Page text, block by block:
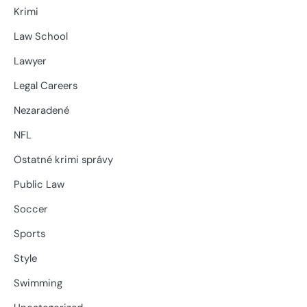
Krimi
Law School
Lawyer
Legal Careers
Nezaradené
NFL
Ostatné krimi správy
Public Law
Soccer
Sports
Style
Swimming